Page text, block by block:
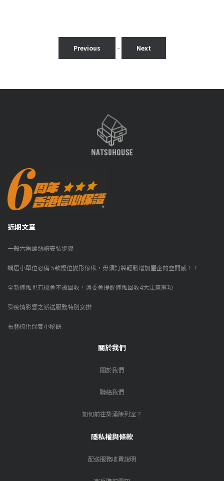
Previous - Next
近期文章
一般六角螺絲帽安裝步驟
蝸居小單位必備 5款慳位變形傢俬，毋須訂製輕鬆增加屋企的空間感！！
全新傢俬也有機會不被回收，消委會提醒傢俬回收4大注意事項
受疫情影響之派送服務特別安排
布藝梳化保養小秘訣
關於我們
關於我們
聯絡我們
如何前往葵涌陳列室？
隱私權與條款
配送服務收費說明